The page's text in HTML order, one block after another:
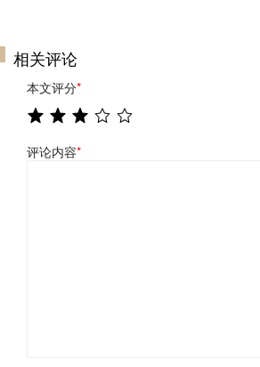
相关评论
本文评分*
评论内容*